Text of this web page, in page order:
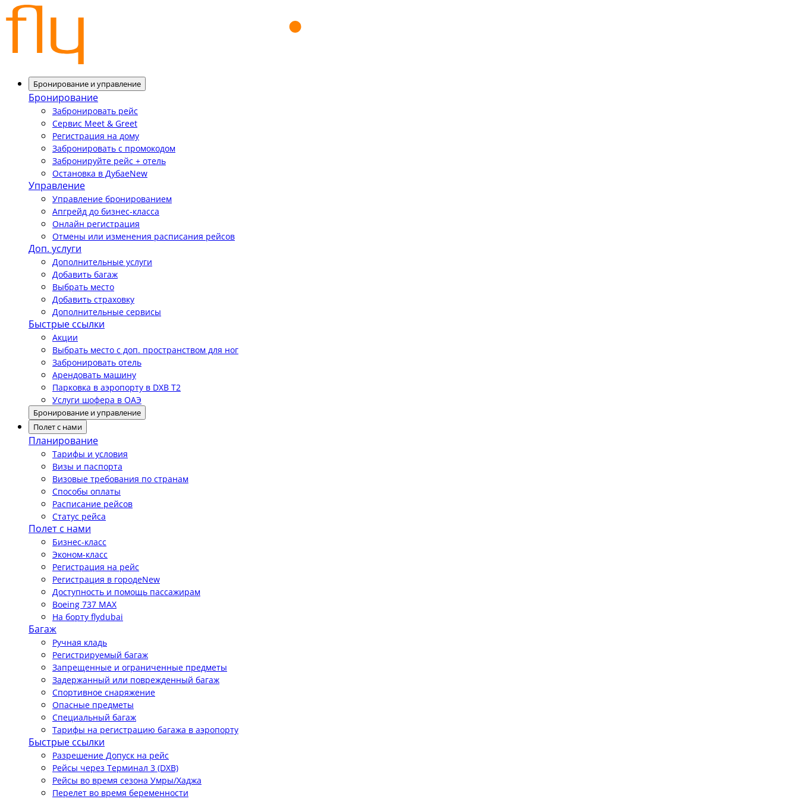
Бронирование и управление
Бронирование
Забронировать рейс
Сервис Meet & Greet
Регистрация на дому
Забронировать с промокодом
Забронируйте рейс + отель
Остановка в ДубаеNew
Управление
Управление бронированием
Апгрейд до бизнес-класса
Онлайн регистрация
Отмены или изменения расписания рейсов
Доп. услуги
Дополнительные услуги
Добавить багаж
Выбрать место
Добавить страховку
Дополнительные сервисы
Быстрые ссылки
Акции
Выбрать место с доп. пространством для ног
Забронировать отель
Арендовать машину
Парковка в аэропорту в DXB T2
Услуги шофера в ОАЭ
Бронирование и управление
Полет с нами
Планирование
Тарифы и условия
Визы и паспорта
Визовые требования по странам
Способы оплаты
Расписание рейсов
Статус рейса
Полет с нами
Бизнес-класс
Эконом-класс
Регистрация на рейс
Регистрация в городеNew
Доступность и помощь пассажирам
Boeing 737 MAX
На борту flydubai
Багаж
Ручная кладь
Регистрируемый багаж
Запрещенные и ограниченные предметы
Задержанный или поврежденный багаж
Спортивное снаряжение
Опасные предметы
Специальный багаж
Тарифы на регистрацию багажа в аэропорту
Быстрые ссылки
Разрешение Допуск на рейс
Рейсы через Терминал 3 (DXB)
Рейсы во время сезона Умры/Хаджа
Перелет во время беременности